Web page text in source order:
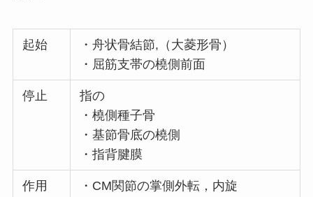
起始
・舟状骨結節,（大菱形骨）
・屈筋支帯の橈側前面
停止
指の
・橈側種子骨
・基節骨底の橈側
・指背腱膜
作用
・CM関節の掌側外転，内旋